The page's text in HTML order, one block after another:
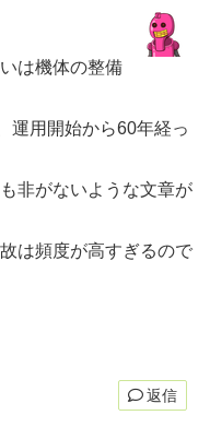
は機体の整備
運用開始から60年経っ
非がないような文章が
は頻度が高すぎるので
返信